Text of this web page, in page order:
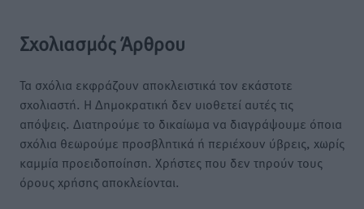
Σχολιασμός Άρθρου
Τα σχόλια εκφράζουν αποκλειστικά τον εκάστοτε
σχολιαστή. Η Δημοκρατική δεν υιοθετεί αυτές τις
απόψεις. Διατηρούμε το δικαίωμα να διαγράψουμε όποια
σχόλια θεωρούμε προσβλητικά ή περιέχουν ύβρεις, χωρίς
καμμία προειδοποίηση. Χρήστες που δεν τηρούν τους
όρους χρήσης αποκλείονται.